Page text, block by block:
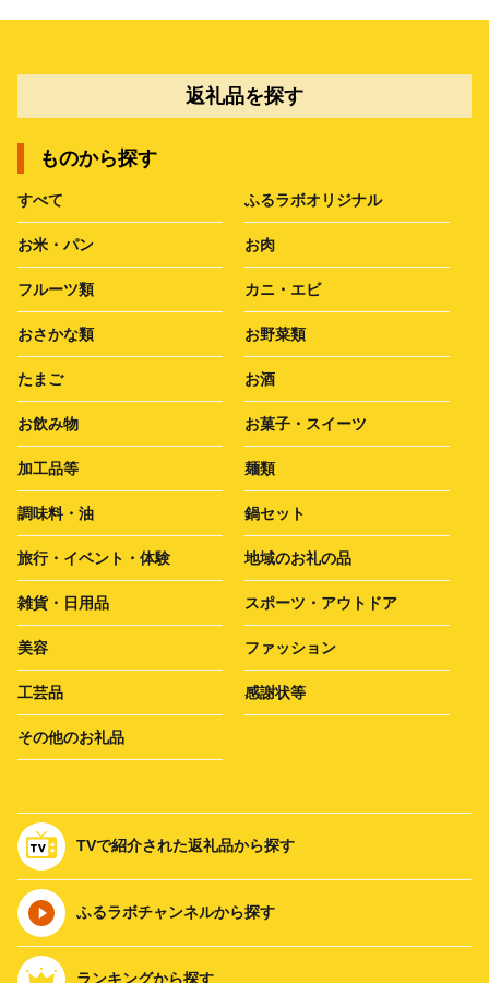
返礼品を探す
ものから探す
すべて ふるラボオリジナル
お米・パン お肉
フルーツ類 カニ・エビ
おさかな類 お野菜類
たまご お酒
お飲み物 お菓子・スイーツ
加工品等 麺類
調味料・油 鍋セット
旅行・イベント・体験 地域のお礼の品
雑貨・日用品 スポーツ・アウトドア
美容 ファッション
工芸品 感謝状等
その他のお礼品
TVで紹介された返礼品から探す
ふるラボチャンネルから探す
ランキングから探す